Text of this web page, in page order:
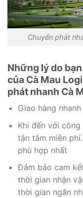
Chuyển phát
Những lý do
của Cà Mau
phát nhanh Cà
Giao hàng
Khi đến với
tận tâm miễn
phù hợp nhất
Đảm bảo cam
thời gian nhận
thời gian ngắn